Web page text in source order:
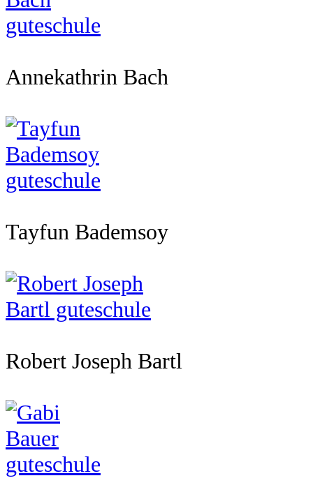
Annekathrin Bach
Tayfun Bademsoy
Robert Joseph Bartl